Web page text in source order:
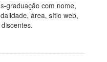
graduação com nome,
área, sítio web,